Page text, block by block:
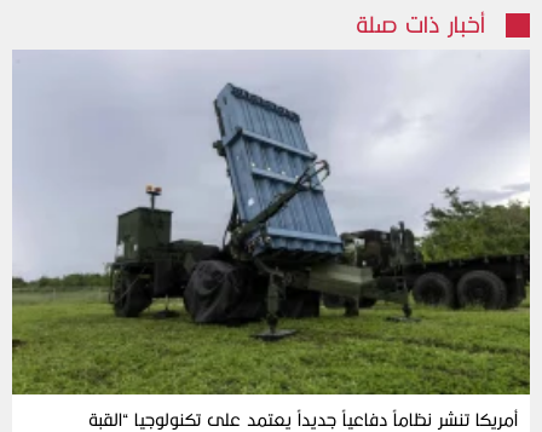
أخبار ذات صلة
أمريكا تنشر نظاماً دفاعياً جديداً يعتمد على تكنولوجيا “القبة